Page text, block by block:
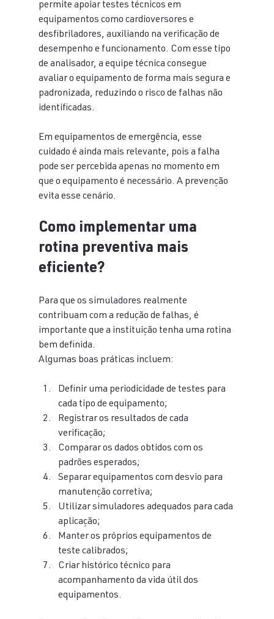
permite apoiar testes técnicos em
equipamentos como cardioversores e
desfibriladores, auxiliando na verificação de
desempenho e funcionamento. Com esse tipo
de analisador, a equipe técnica consegue
avaliar o equipamento de forma mais segura e
padronizada, reduzindo o risco de falhas não
identificadas.
Em equipamentos de emergência, esse
cuidado é ainda mais relevante, pois a falha
pode ser percebida apenas no momento em
que o equipamento é necessário. A prevenção
evita esse cenário.
Como implementar uma
rotina preventiva mais
eficiente?
Para que os simuladores realmente
contribuam com a redução de falhas, é
importante que a instituição tenha uma rotina
bem definida.
Algumas boas práticas incluem:
Definir uma periodicidade de testes para
cada tipo de equipamento;
Registrar os resultados de cada
verificação;
Comparar os dados obtidos com os
padrões esperados;
Separar equipamentos com desvio para
manutenção corretiva;
Utilizar simuladores adequados para cada
aplicação;
Manter os próprios equipamentos de
teste calibrados;
Criar histórico técnico para
acompanhamento da vida útil dos
equipamentos.